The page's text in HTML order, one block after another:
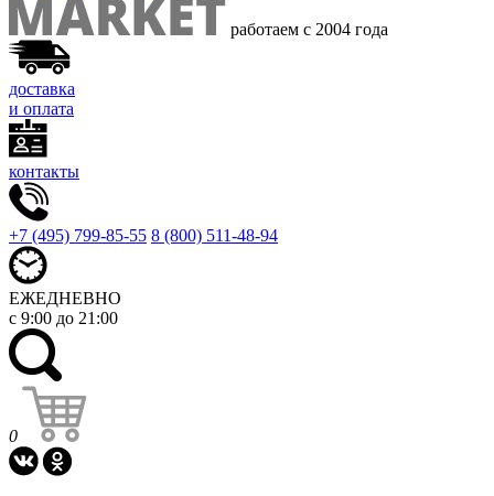
работаем с 2004 года
доставка
и оплата
контакты
+7 (495) 799-85-55 8 (800) 511-48-94
ЕЖЕДНЕВНО
с 9:00 до 21:00
0